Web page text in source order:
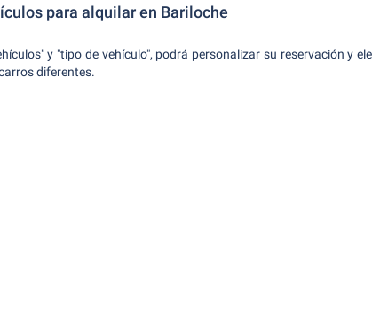
para alquilar en Bariloche
y "tipo de vehículo", podrá personalizar su reservación y
diferentes.